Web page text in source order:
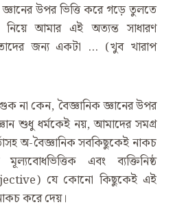
জ্ঞানের উপর ভিত্তি করে গড়ে তুলতে
নিয়ে আমার এই অত্যন্ত সাধারণ
জন্য একটা … (খুব খারাপ
না কেন, বৈজ্ঞানিক জ্ঞানের উপর
শুধু ধর্মকেই নয়, আমাদের সমগ্র
অ-বৈজ্ঞানিক সবকিছুকেই নাকচ
এবং ব্যক্তিনিষ্ঠ
যে কোনো কিছুকেই এই
করে দেয়।